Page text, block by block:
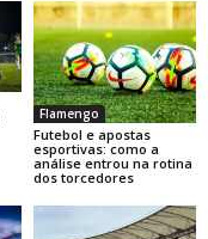
Flamengo
Futebol e apostas
esportivas: como a
análise entrou na rotina
dos torcedores